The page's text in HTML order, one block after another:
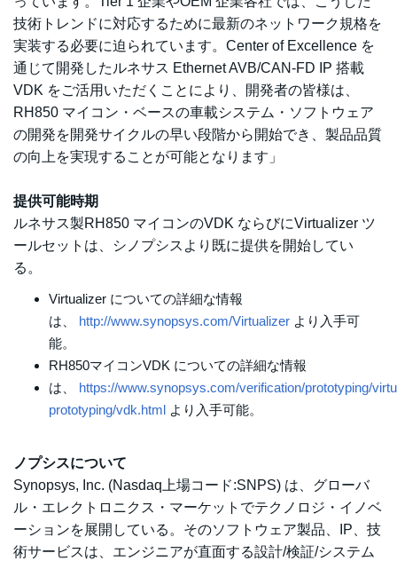
技術トレンドに対応するために最新のネットワーク規格を
実装する必要に迫られています。Center of Excellence を
通じて開発したルネサス Ethernet AVB/CAN-FD IP 搭載
VDK をご活用いただくことにより、開発者の皆様は、
RH850 マイコン・ベースの車載システム・ソフトウェア
の開発を開発サイクルの早い段階から開始でき、製品品質
の向上を実現することが可能となります」
提供可能時期
ルネサス製RH850 マイコンのVDK ならびにVirtualizer ツ
ールセットは、シノプシスより既に提供を開始してい
る。
Virtualizer についての詳細な情報
は、
http://www.synopsys.com/Virtualizer より入手可
能。
RH850マイコンVDK についての詳細な情報
は、 https://www.synopsys.com/verification/prototyping/
prototyping/vdk.html より入手可能。
ノプシスについて
Synopsys, Inc. (Nasdaq上場コード:SNPS) は、グローバ
ル・エレクトロニクス・マーケットでテクノロジ・イノベ
ーションを展開している。そのソフトウェア製品、IP、技
術サービスは、エンジニアが直面する設計/検証/システム